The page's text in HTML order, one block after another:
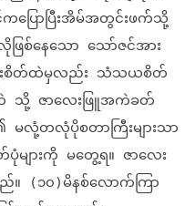
ပြောပြီးအိမ်အတွင်းဖက်သို့
စ်နေသော သော်ဇင်အား
ပြီးစိတ်ထဲမှလည်း သံသယစိတ်
ထဲ သို့ ဇာလေးဖြူအကဲခတ်
၏ မလုံ့တလုံပိုစတာကြီးများသာ
များကို မတွေ့ရ။ ဇာလေး
(၁၀)မိနစ်လောက်ကြာ